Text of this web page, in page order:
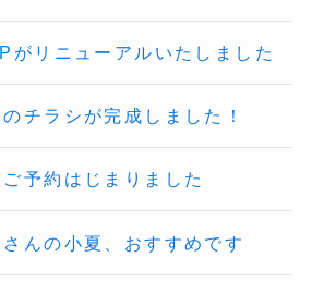
がリニューアルいたしました
チラシが完成しました！
予約はじまりました
んの小夏、おすすめです